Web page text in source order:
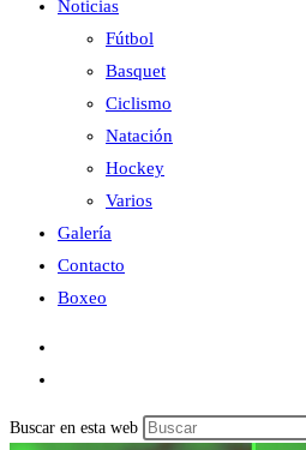
Noticias
Fútbol
Basquet
Ciclismo
Natación
Hockey
Varios
Galería
Contacto
Boxeo
Buscar en esta web